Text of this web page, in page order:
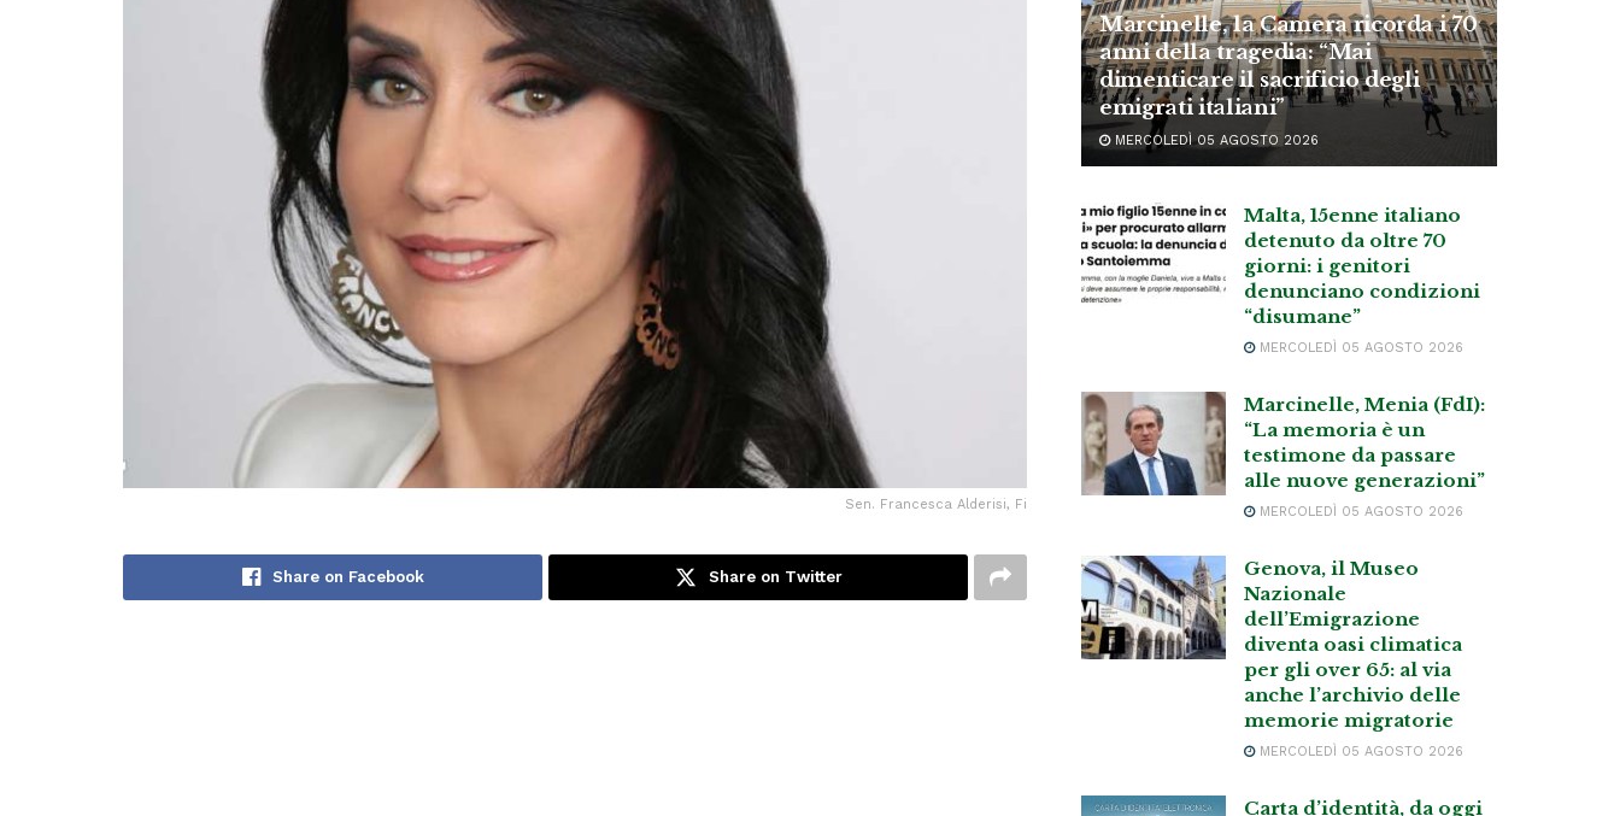
Sen. Francesca Alderisi, Fi
Share on Facebook Share on Twitter
Marcinelle, la Camera ricorda i 70
anni della tragedia: “Mai
dimenticare il sacrificio degli
emigrati italiani”
MERCOLEDÌ 05 AGOSTO 2026
Malta, 15enne italiano
detenuto da oltre 70
giorni: i genitori
denunciano condizioni
“disumane”
MERCOLEDÌ 05 AGOSTO 2026
Marcinelle, Menia (FdI):
“La memoria è un
testimone da passare
alle nuove generazioni”
MERCOLEDÌ 05 AGOSTO 2026
Genova, il Museo
Nazionale
dell’Emigrazione
diventa oasi climatica
per gli over 65: al via
anche l’archivio delle
memorie migratorie
MERCOLEDÌ 05 AGOSTO 2026
Carta d’identità, da oggi